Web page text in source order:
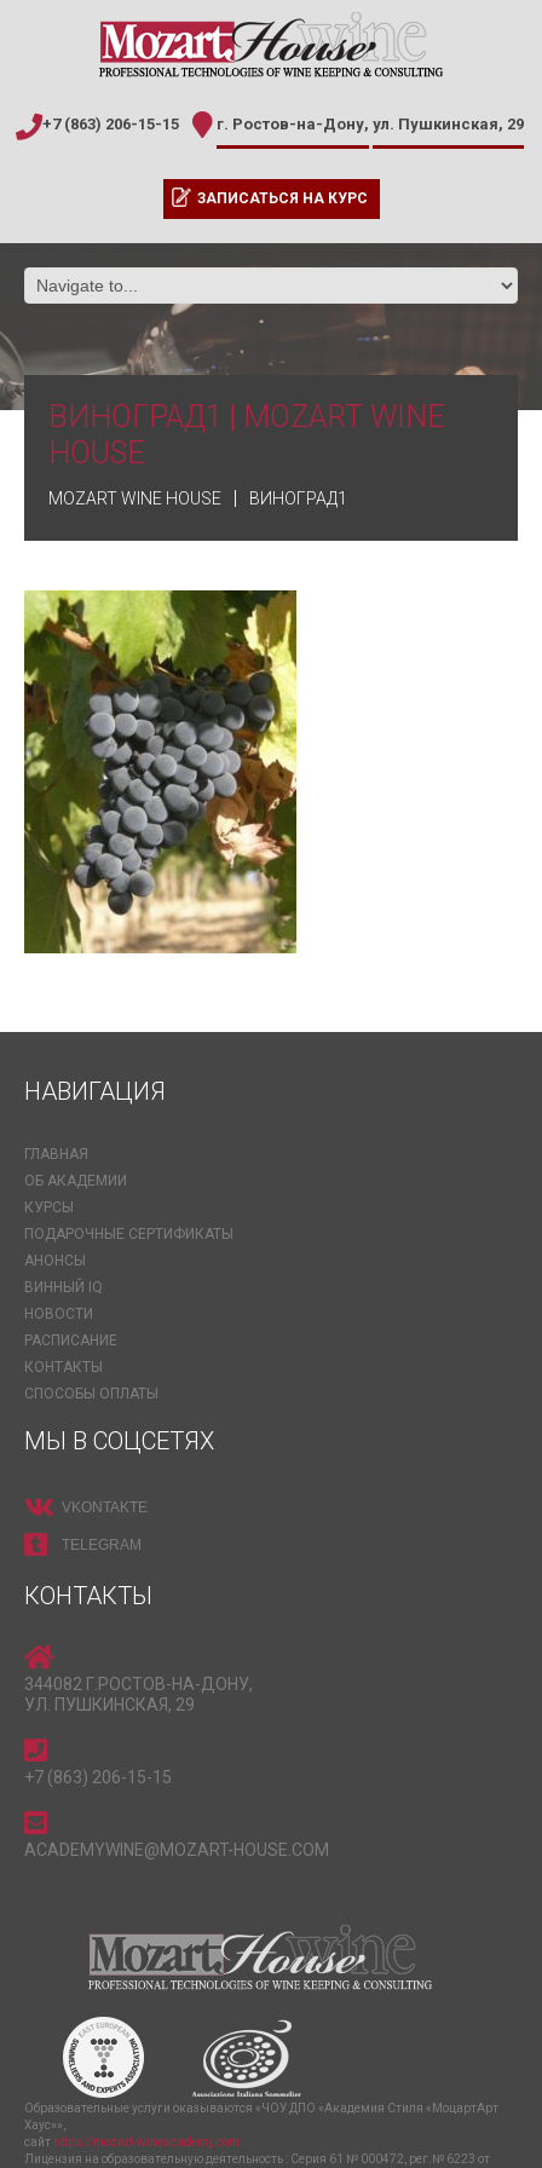
+7 (863) 206-15-15 г. Ростов-на-Дону, ул. Пушкинская, 29
ЗАПИСАТЬСЯ НА КУРС
ВИНОГРАД1 | MOZART WINE
HOUSE
MOZART WINE HOUSE ВИНОГРАД1
НАВИГАЦИЯ
ГЛАВНАЯ
ОБ АКАДЕМИИ
КУРСЫ
ПОДАРОЧНЫЕ СЕРТИФИКАТЫ
АНОНСЫ
ВИННЫЙ IQ
НОВОСТИ
РАСПИСАНИЕ
КОНТАКТЫ
СПОСОБЫ ОПЛАТЫ
МЫ В СОЦСЕТЯХ
VKONTAKTE
TELEGRAM
КОНТАКТЫ
344082 Г.РОСТОВ-НА-ДОНУ,
УЛ. ПУШКИНСКАЯ, 29
+7 (863) 206-15-15
ACADEMYWINE@MOZART-HOUSE.COM
Образовательные услуги оказываются «ЧОУ ДПО «Академия Стиля «МоцартАрт
Хаус»»,
сайт https://mozart-wineacademy.com
Лицензия на образовательную деятельность : Серия 61 № 000472, рег.№ 6223 от